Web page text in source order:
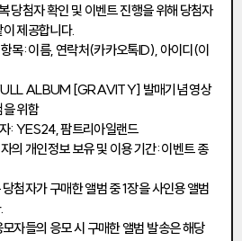
당첨자 확인 및 이벤트 진행을 위해 당첨자
제공합니다.
목: 이름, 연락처(카카오톡ID), 아이디(이
ALBUM [GRAVITY] 발매기념 영상
을 위함
: YES24, 팜트리아일랜드
의 개인정보 보유 및 이용 기간: 이벤트 종
첨자가 구매한 앨범 중 1장을 사인용 앨범
자들의 응모 시 구매한 앨범 발송은 해당